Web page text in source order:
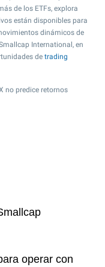
de los ETFs, explora
están disponibles para
dinámicos de
International, en
de trading
no predice retornos
operar con